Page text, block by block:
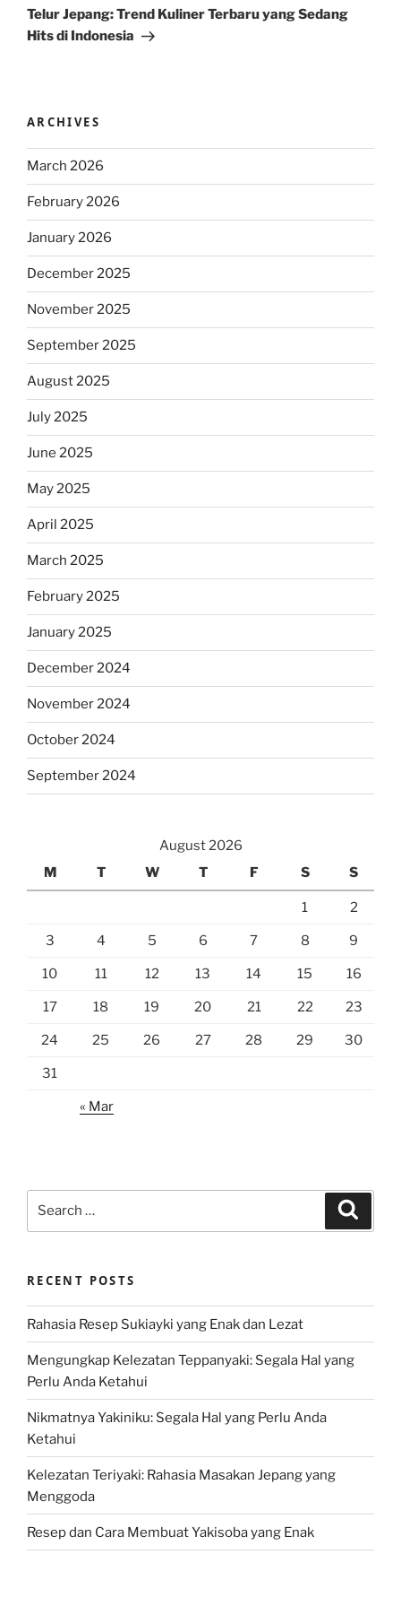
Post
Telur Jepang: Trend Kuliner Terbaru yang Sedang
Hits di Indonesia
ARCHIVES
March 2026
February 2026
January 2026
December 2025
November 2025
September 2025
August 2025
July 2025
June 2025
May 2025
April 2025
March 2025
February 2025
January 2025
December 2024
November 2024
October 2024
September 2024
August 2026
M
T W T F S S
1 2
3 4 5 6 7 8 9
10 11 12 13 14 15 16
17 18 19 20 21 22 23
24 25 26 27 28 29 30
31
« Mar
RECENT POSTS
Rahasia Resep Sukiayki yang Enak dan Lezat
Mengungkap Kelezatan Teppanyaki: Segala Hal yang
Perlu Anda Ketahui
Nikmatnya Yakiniku: Segala Hal yang Perlu Anda
Ketahui
Kelezatan Teriyaki: Rahasia Masakan Jepang yang
Menggoda
Resep dan Cara Membuat Yakisoba yang Enak